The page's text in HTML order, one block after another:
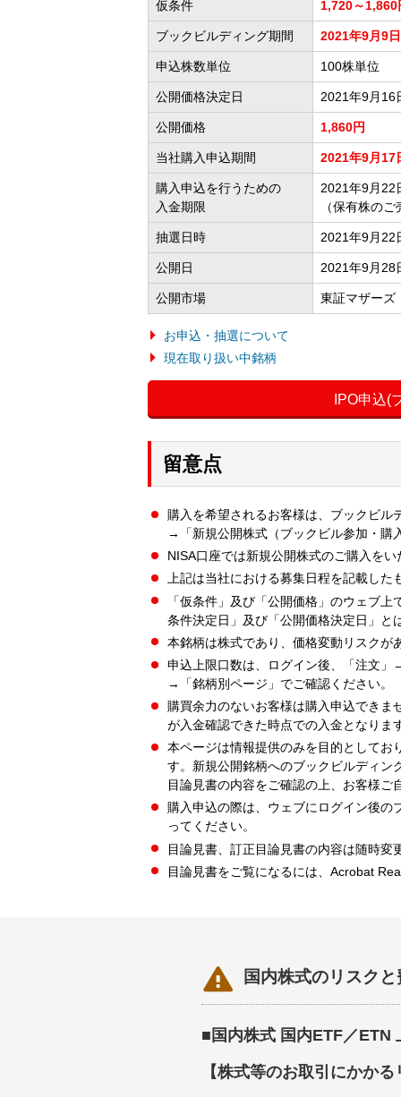
仮条件 1,720～1,860
ブックビルディング期間 2021年9月9
申込株数単位 100株単位
公開価格決定日 2021年9月16
公開価格 1,860円
当社購入申込期間 2021年9月17
購入申込を行うための
入金期限
2021年9月22
（保有株の
抽選日時 2021年9月22
公開日 2021年9月28
公開市場 東証マザーズ
お申込・抽選について
現在取り扱い中銘柄
IPO申込(
留意点
購入を希望されるお客様は、ブックビ
→「新規公開株式（ブックビル参加・購
NISA口座では新規公開株式のご購入を
上記は当社における募集日程を記載した
「仮条件」及び「公開価格」のウェブ
条件決定日」及び「公開価格決定日」と
本銘柄は株式であり、価格変動リスクが
申込上限口数は、ログイン後、「注文
→「銘柄別ページ」でご確認ください。
購買余力のないお客様は購入申込でき
が入金確認できた時点での入金となりま
本ページは情報提供のみを目的としてお
す。新規公開銘柄へのブックビルディン
目論見書の内容をご確認の上、お客様
購入申込の際は、ウェブにログイン後の
ってください。
目論見書、訂正目論見書の内容は随時変
目論見書をご覧になるには、Acrobat
 国内株式のリスク
■国内株式 国内ETF／ETN
【株式等のお取引にかか